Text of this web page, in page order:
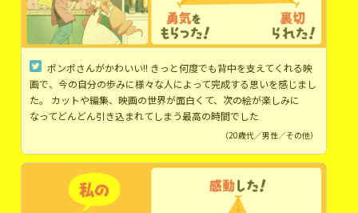
ポンポさんがかわいい!! きっと何度でも背中を支えてくれる映
画で、今の自分の歩みに様々な人によって完成する思いを感じまし
た。 カットや編集、映画の世界が面白くて、次の絵が楽しみに
なってどんどん引き込まれてしまう最高の時間でした
（20歳代／男性／その他）